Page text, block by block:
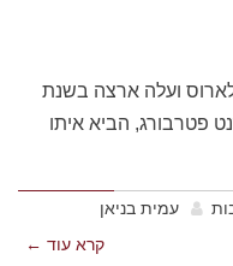
ועלה ארצה בשנת
פטרבורג, הביא איתו
עמית בניאן
קרא עוד ←